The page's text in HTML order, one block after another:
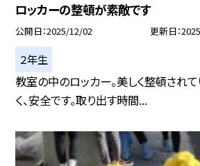
ロッカーの整頓が素敵です
公開日 2025/12/02 更新日
２年生
教室の中のロッカー。美しく整頓され
く、安全です。取り出す時間...